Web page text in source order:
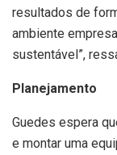
resultados de
ambiente
sustentável”,
Planejamento
Guedes espera
e montar uma